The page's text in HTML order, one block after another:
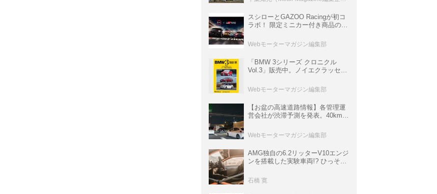
スシローとGAZOO Racingが初コ
ラボ！ 限定ミニカー付き商品の
ト体験があたる抽選企画などを展
開
Webモーターマガジン編集部
「BMW 3シリーズ クロニクル
Vol.3」販売中。ノイエクラッセか
ムック
Webモーターマガジン編集部
【お盆の高速道路情報】各管理運
営会社が渋滞予測を発表。40km以
数ある
Webモーターマガジン編集部
AMG独自の6.2リッターV10エンジ
ンを搭載した実験車両!? ひっそり
P900 プロトタイプ」とは
石橋 寛